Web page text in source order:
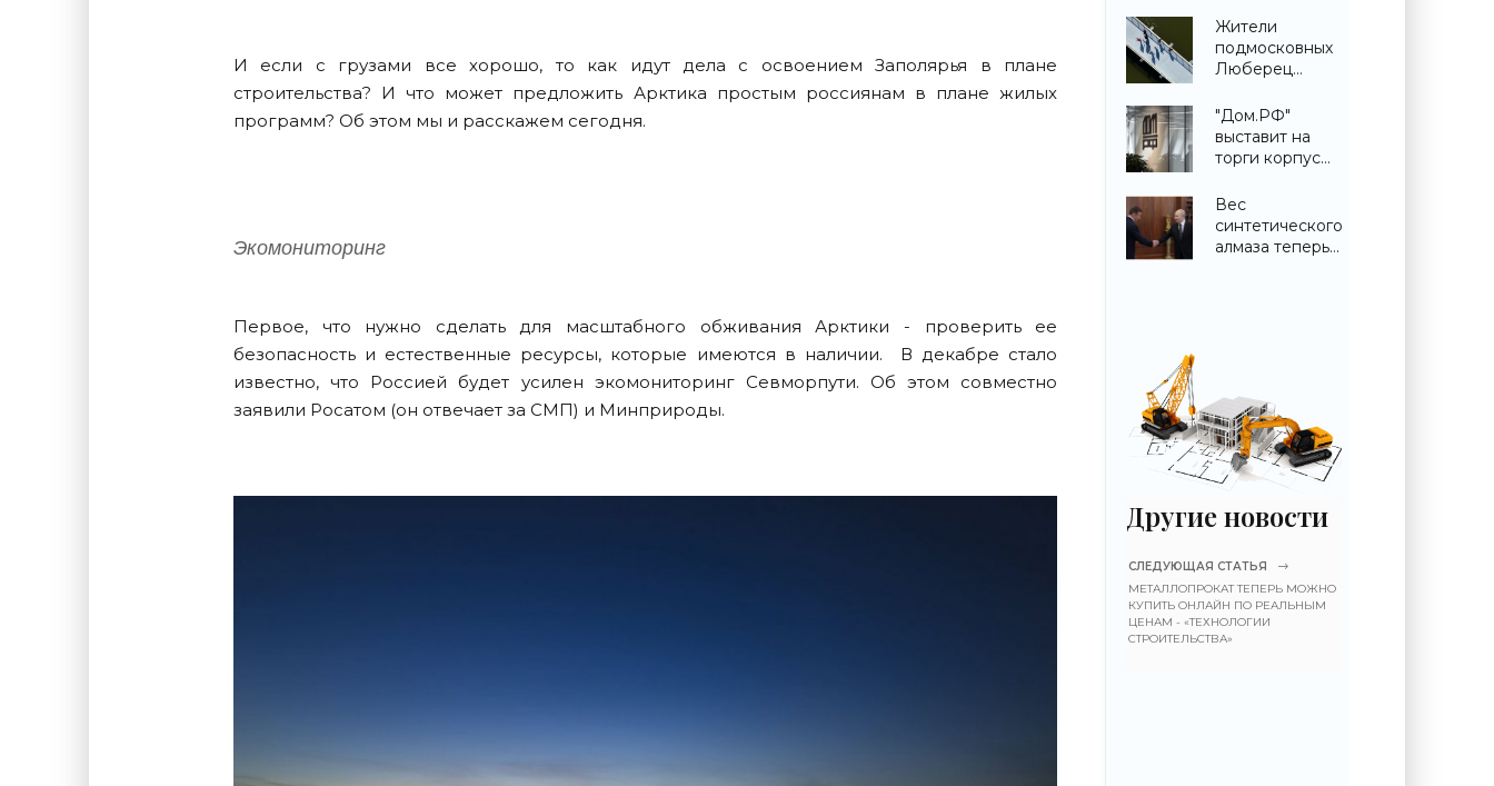
И если с грузами все хорошо, то как идут дела с освоением Заполярья в плане
строительства? И что может предложить Арктика простым россиянам в плане жилых
программ? Об этом мы и расскажем сегодня.
Экомониторинг
Первое, что нужно сделать для масштабного обживания Арктики - проверить ее
безопасность и естественные ресурсы, которые имеются в наличии. В декабре стало
известно, что Россией будет усилен экомониторинг Севморпути. Об этом совместно
заявили Росатом (он отвечает за СМП) и Минприроды.
"Макет
Москвы" на
ВДНХ 6 и 9
«Строительство»
Жители
подмосковных
Люберец
название
новому мосту
через реку
«Строительство»
"Дом.РФ"
выставит на
торги корпус
усадьбы
Сенницы в
Подмосковье -
Вес
синтетического
алмаза теперь
Другие новости
СЛЕДУЮЩАЯ СТАТЬЯ
МЕТАЛЛОПРОКАТ ТЕПЕРЬ МОЖНО
КУПИТЬ ОНЛАЙН ПО РЕАЛЬНЫМ
ЦЕНАМ - «ТЕХНОЛОГИИ
СТРОИТЕЛЬСТВА»